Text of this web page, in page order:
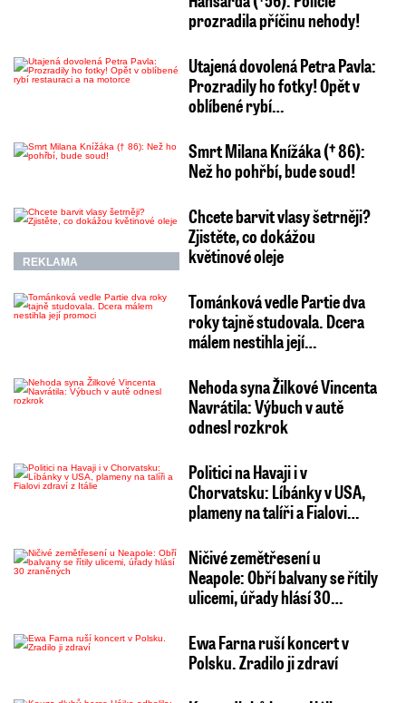
prozradila příčinu nehody!
Utajená dovolená Petra Pavla:
Prozradily ho fotky! Opět v
oblíbené rybí…
Smrt Milana Knížáka († 86):
Než ho pohřbí, bude soud!
REKLAMA
Chcete barvit vlasy šetrněji?
Zjistěte, co dokážou
květinové oleje
Tománková vedle Partie dva
roky tajně studovala. Dcera
málem nestihla její…
Nehoda syna Žilkové Vincenta
Navrátila: Výbuch v autě
odnesl rozkrok
Politici na Havaji i v
Chorvatsku: Líbánky v USA,
plameny na talíři a Fialovi…
Ničivé zemětřesení u
Neapole: Obří balvany se řítily
ulicemi, úřady hlásí 30…
Ewa Farna ruší koncert v
Polsku. Zradilo ji zdraví